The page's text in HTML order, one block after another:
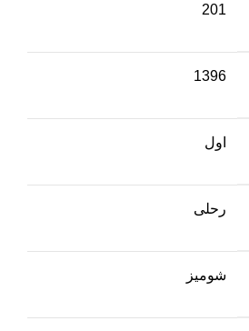
201
1396
اول
رحلی
شومیز